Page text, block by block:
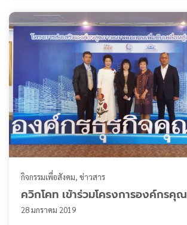
กิจกรรมเพื่อสังคม ข่าวสาร
ควิกโคท เข้าร่วมโครงการองค์กรคุ
28 มกราคม 2019